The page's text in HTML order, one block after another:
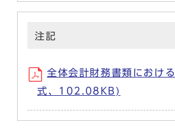
注記
全体会計財務書類におけ
式、102.08KB)